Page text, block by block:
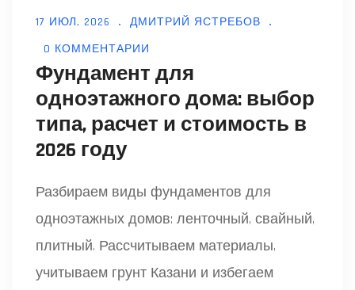
17 ИЮЛ, 2026
ДМИТРИЙ ЯСТРЕБОВ
0 КОММЕНТАРИИ
Фундамент для
одноэтажного дома: выбор
типа, расчет и стоимость в
2026 году
Разбираем виды фундаментов для
одноэтажных домов: ленточный, свайный,
плитный. Рассчитываем материалы,
учитываем грунт Казани и избегаем